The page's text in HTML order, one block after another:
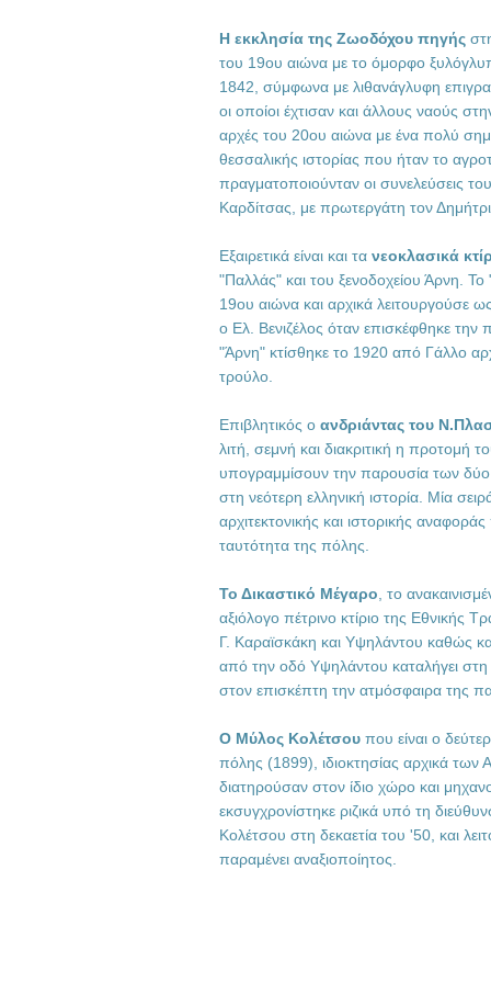
Η εκκλησία της Ζωοδόχου πηγής
του 19ου αιώνα με το όμορφο
1842, σύμφωνα με λιθανάγλυφη
οι οποίοι έχτισαν και άλλους ναούς
αρχές του 20ου αιώνα με ένα πολύ
θεσσαλικής ιστορίας που ήταν το
πραγματοποιούνταν οι συνελεύσεις
Καρδίτσας, με πρωτεργάτη τον
Εξαιρετικά είναι και τα νεοκλασικά
"Παλλάς" και του ξενοδοχείου Άρνη.
19ου αιώνα και αρχικά λειτουργούσε
ο Ελ. Βενιζέλος όταν επισκέφθηκε την
"Άρνη" κτίσθηκε το 1920 από Γάλλο
τρούλο.
Επιβλητικός ο ανδριάντας του
λιτή, σεμνή και διακριτική η προτομή
υπογραμμίσουν την παρουσία των
στη νεότερη ελληνική ιστορία. Μία
αρχιτεκτονικής και ιστορικής
ταυτότητα της πόλης.
Το Δικαστικό Μέγαρο , το
αξιόλογο πέτρινο κτίριο της
Γ. Καραϊσκάκη και Υψηλάντου καθώς
από την οδό Υψηλάντου καταλήγει στη
στον επισκέπτη την ατμόσφαιρα της
Ο Μύλος Κολέτσου που είναι ο
πόλης (1899), ιδιοκτησίας αρχικά των
διατηρούσαν στον ίδιο χώρο και
εκσυγχρονίστηκε ριζικά υπό τη
Κολέτσου στη δεκαετία του '50, και
παραμένει αναξιοποίητος.